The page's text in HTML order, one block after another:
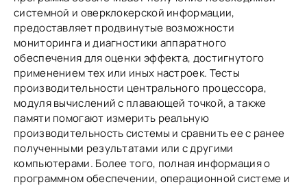
системной и оверклокерской информации,
предоставляет продвинутые возможности
мониторинга и диагностики аппаратного
обеспечения для оценки эффекта, достигнутого
применением тех или иных настроек. Тесты
производительности центрального процессора,
модуля вычислений с плавающей точкой, а также
памяти помогают измерить реальную
производительность системы и сравнить ее с ранее
полученными результатами или с другими
компьютерами. Более того, полная информация о
программном обеспечении, операционной системе и